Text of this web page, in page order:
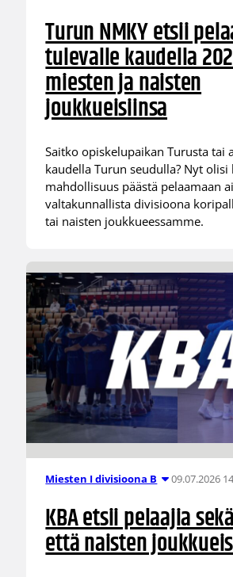
Turun NMKY etsii
tulevalle kaudella
miesten ja naisten
joukkueisiinsa
Saitko opiskelupaikan Turusta tai
kaudella Turun seudulla? Nyt olisi
mahdollisuus päästä pelaamaan
valtakunnallista divisioona
tai naisten joukkueessamme.
Miesten I divisioona B 09.07.2026
KBA etsii pelaajia
että naisten